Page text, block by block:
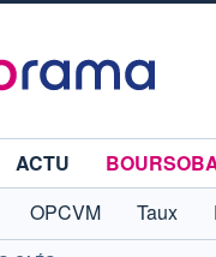
ACTU
OPCVM Taux